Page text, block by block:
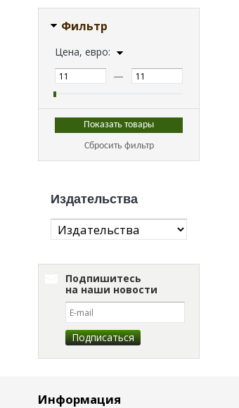
Фильтр
Цена, евро:
—
Сбросить фильтр
Издательства
Подпишитесь
на наши новости
Информация